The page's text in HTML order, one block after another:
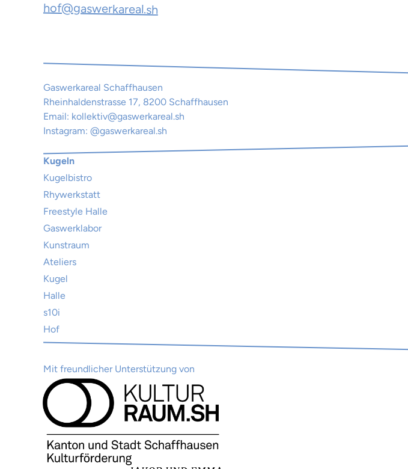
hof@gaswerkareal.sh
Gaswerkareal Schaffhausen
Rheinhaldenstrasse 17, 8200 Schaffhausen
Email: kollektiv@gaswerkareal.sh
Instagram: @gaswerkareal.sh
Kugeln
Kugelbistro
Rhywerkstatt
Freestyle Halle
Gaswerklabor
Kunstraum
Ateliers
Kugel
Halle
s10i
Hof
Mit freundlicher Unterstützung von